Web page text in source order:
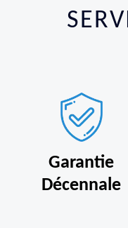
Garantie
Décennale